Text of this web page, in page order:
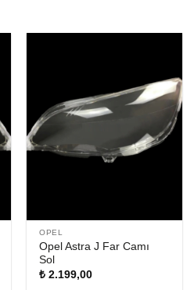
OPEL
Opel Astra J Far Camı
Sol
₺ 2.199,00